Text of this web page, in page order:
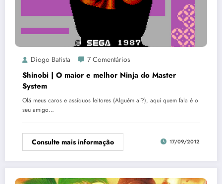
Diogo Batista 7 Comentários
Shinobi | O maior e melhor Ninja do Master
System
Olá meus caros e assíduos leitores (Alguém ai?), aqui quem fala é o
seu amigo…
Consulte mais informação 17/09/2012